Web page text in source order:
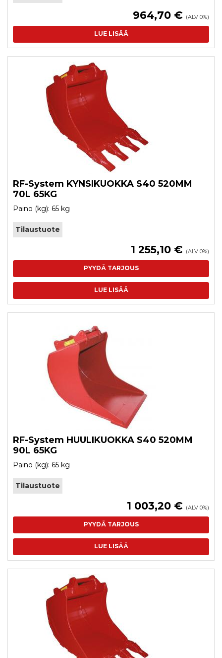
964,70 € (ALV 0%)
LUE LISÄÄ
RF-System KYNSIKUOKKA S40 520MM
70L 65KG
Paino (kg): 65 kg
Tilaustuote
1 255,10 € (ALV 0%)
PYYDÄ TARJOUS
LUE LISÄÄ
RF-System HUULIKUOKKA S40 520MM
90L 65KG
Paino (kg): 65 kg
Tilaustuote
1 003,20 € (ALV 0%)
PYYDÄ TARJOUS
LUE LISÄÄ